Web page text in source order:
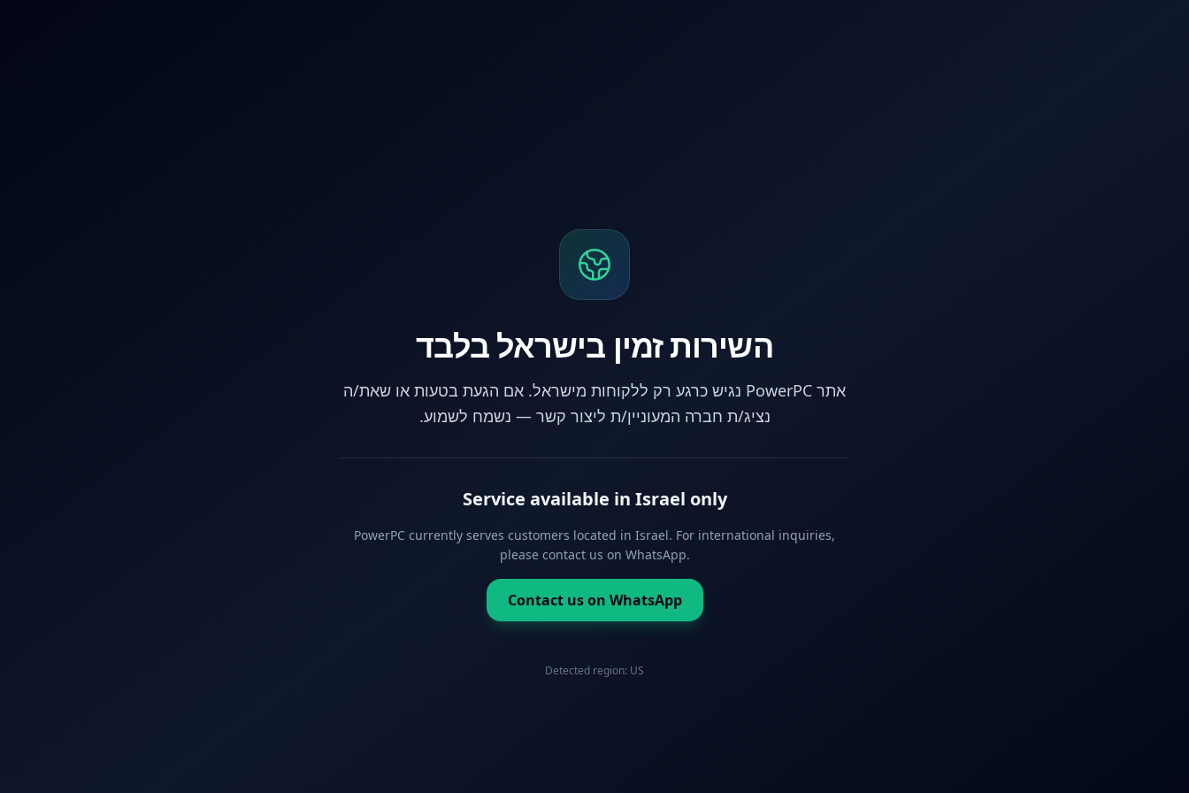
השירות זמין בישראל בלבד
אתר PowerPC נגיש כרגע רק ללקוחות מישראל. אם הגעת בטעות או שאת/ה
נציג/ת חברה המעוניין/ת ליצור קשר — נשמח לשמוע.
Service available in Israel only
PowerPC currently serves customers located in Israel. For international inquiries,
please contact us on WhatsApp.
Contact us on WhatsApp
Detected region: US